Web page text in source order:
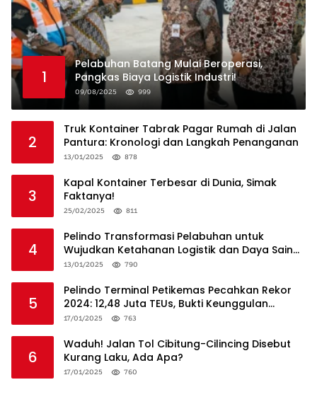
1
Pelabuhan Batang Mulai Beroperasi,
Pangkas Biaya Logistik Industri!
09/08/2025 999
2
Truk Kontainer Tabrak Pagar Rumah di Jalan
Pantura: Kronologi dan Langkah Penanganan
13/01/2025 878
3
Kapal Kontainer Terbesar di Dunia, Simak
Faktanya!
25/02/2025 811
4
Pelindo Transformasi Pelabuhan untuk
Wujudkan Ketahanan Logistik dan Daya Saing
Global
13/01/2025 790
5
Pelindo Terminal Petikemas Pecahkan Rekor
2024: 12,48 Juta TEUs, Bukti Keunggulan
Logistik Nasional
17/01/2025 763
6
Waduh! Jalan Tol Cibitung-Cilincing Disebut
Kurang Laku, Ada Apa?
17/01/2025 760